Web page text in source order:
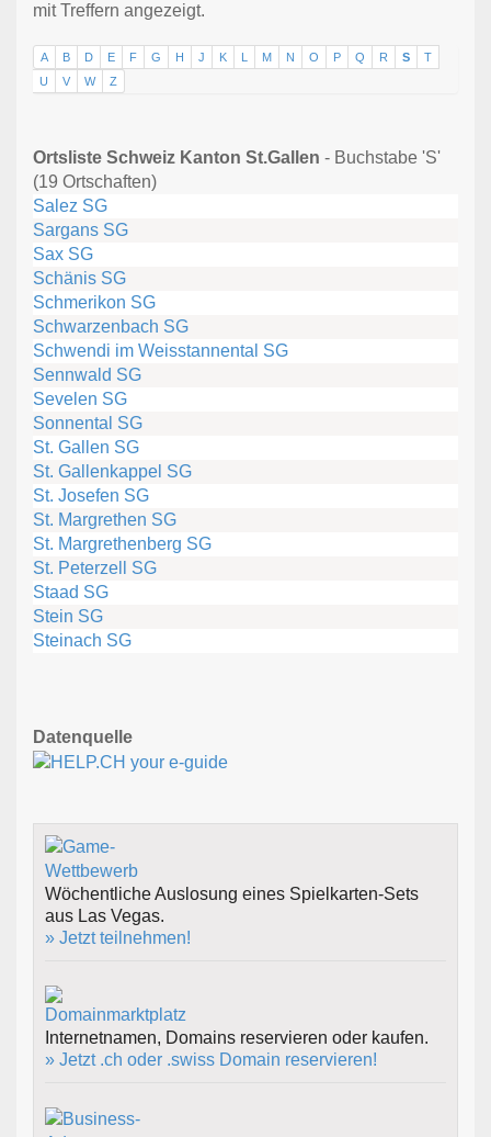
mit Treffern angezeigt.
A B D E F G H J K M N O P Q R S
T
U
V W Z
Ortsliste Schweiz Kanton St.Gallen - Buchstabe 'S'
(19 Ortschaften)
Salez SG
Sargans SG
Sax SG
Schänis SG
Schmerikon SG
Schwarzenbach SG
Schwendi im Weisstannental SG
Sennwald SG
Sevelen SG
Sonnental SG
St. Gallen SG
St. Gallenkappel SG
St. Josefen SG
St. Margrethen SG
St. Margrethenberg SG
St. Peterzell SG
Staad SG
Stein SG
Steinach SG
Datenquelle
Wöchentliche Auslosung eines Spielkarten-Sets
aus Las Vegas.
» Jetzt teilnehmen!
Internetnamen, Domains reservieren oder kaufen.
» Jetzt .ch oder .swiss Domain reservieren!